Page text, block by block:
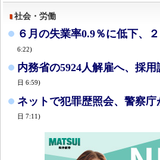
社会・労働
６月の失業率0.9％に低下、
6:22)
内務省の5924人解雇へ、採
日 6:59)
ネットで犯罪歴照会、警察
日 7:11)